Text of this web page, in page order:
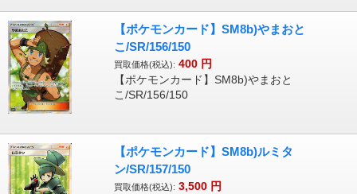
【ポケモンカード】SM8b)やまおと
こ/SR/156/150
買取価格(税込): 400 円
【ポケモンカード】SM8b)やまおと
こ/SR/156/150
【ポケモンカード】SM8b)ルミタ
ン/SR/157/150
買取価格(税込): 3,500 円